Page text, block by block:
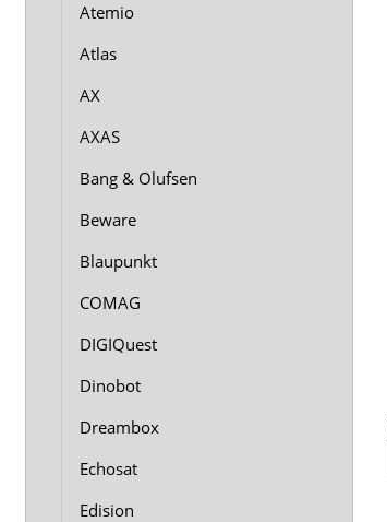
Atemio
Atlas
AX
AXAS
Bang & Olufsen
Beware
Blaupunkt
COMAG
DIGIQuest
Dinobot
Dreambox
Echosat
Edision